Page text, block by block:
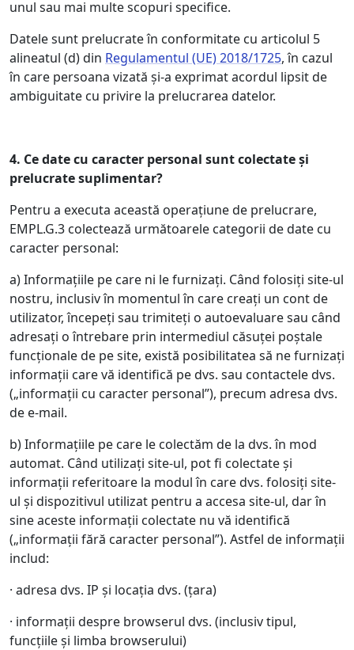
unul sau mai multe scopuri specifice.
Datele sunt prelucrate în conformitate cu articolul 5
alineatul (d) din Regulamentul (UE) 2018/1725, în cazul
în care persoana vizată și-a exprimat acordul lipsit de
ambiguitate cu privire la prelucrarea datelor.
4. Ce date cu caracter personal sunt colectate și
prelucrate suplimentar?
Pentru a executa această operațiune de prelucrare,
EMPL.G.3 colectează următoarele categorii de date cu
caracter personal:
a) Informațiile pe care ni le furnizați. Când folosiți site-ul
nostru, inclusiv în momentul în care creați un cont de
utilizator, începeți sau trimiteți o autoevaluare sau când
adresați o întrebare prin intermediul căsuței poștale
funcționale de pe site, există posibilitatea să ne furnizați
informații care vă identifică pe dvs. sau contactele dvs.
(„informații cu caracter personal”), precum adresa dvs.
de e-mail.
b) Informațiile pe care le colectăm de la dvs. în mod
automat. Când utilizați site-ul, pot fi colectate și
informații referitoare la modul în care dvs. folosiți site-
ul și dispozitivul utilizat pentru a accesa site-ul, dar în
sine aceste informații colectate nu vă identifică
(„informații fără caracter personal”). Astfel de informații
includ:
· adresa dvs. IP și locația dvs. (țara)
· informații despre browserul dvs. (inclusiv tipul,
funcțiile și limba browserului)